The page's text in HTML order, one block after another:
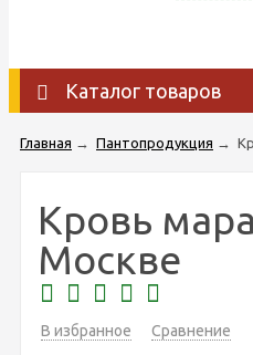
Каталог товаров
Главная → Пантопродукция →
Кровь
Москве
В избранное Сравнение